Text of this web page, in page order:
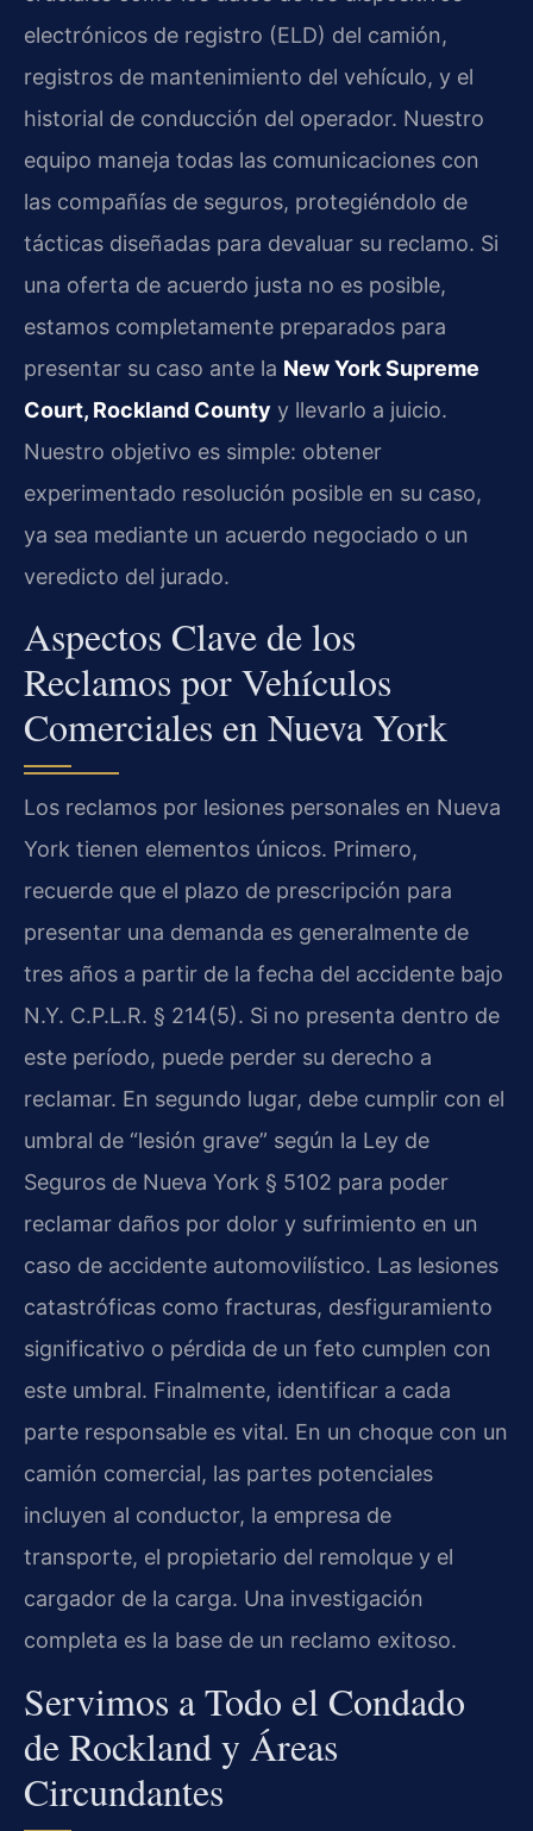
electrónicos de registro (ELD) del camión,
registros de mantenimiento del vehículo, y el
historial de conducción del operador. Nuestro
equipo maneja todas las comunicaciones con
las compañías de seguros, protegiéndolo de
tácticas diseñadas para devaluar su reclamo. Si
una oferta de acuerdo justa no es posible,
estamos completamente preparados para
presentar su caso ante la New York Supreme
Court, Rockland County y llevarlo a juicio.
Nuestro objetivo es simple: obtener
experimentado resolución posible en su caso,
ya sea mediante un acuerdo negociado o un
veredicto del jurado.
Aspectos Clave de los
Reclamos por Vehículos
Comerciales en Nueva York
Los reclamos por lesiones personales en Nueva
York tienen elementos únicos. Primero,
recuerde que el plazo de prescripción para
presentar una demanda es generalmente de
tres años a partir de la fecha del accidente bajo
N.Y. C.P.L.R. § 214(5). Si no presenta dentro de
este período, puede perder su derecho a
reclamar. En segundo lugar, debe cumplir con el
umbral de “lesión grave” según la Ley de
Seguros de Nueva York § 5102 para poder
reclamar daños por dolor y sufrimiento en un
caso de accidente automovilístico. Las lesiones
catastróficas como fracturas, desfiguramiento
significativo o pérdida de un feto cumplen con
este umbral. Finalmente, identificar a cada
parte responsable es vital. En un choque con un
camión comercial, las partes potenciales
incluyen al conductor, la empresa de
transporte, el propietario del remolque y el
cargador de la carga. Una investigación
completa es la base de un reclamo exitoso.
Servimos a Todo el Condado
de Rockland y Áreas
Circundantes